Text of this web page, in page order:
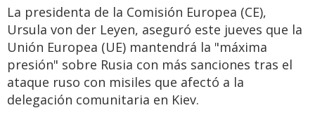
La presidenta de la Comisión Europea (CE),
Ursula von der Leyen, aseguró este jueves que la
Unión Europea (UE) mantendrá la "máxima
presión" sobre Rusia con más sanciones tras el
ataque ruso con misiles que afectó a la
delegación comunitaria en Kiev.